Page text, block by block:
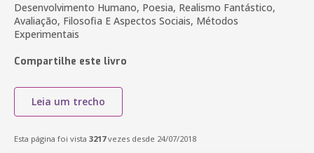
Desenvolvimento Humano, Poesia, Realismo Fantástico,
Avaliação, Filosofia E Aspectos Sociais, Métodos
Experimentais
Compartilhe este livro
Leia um trecho
Esta página foi vista 3217vezes desde 24/07/2018